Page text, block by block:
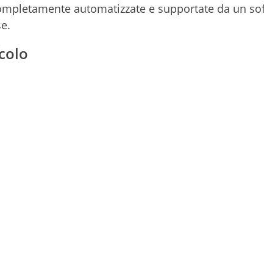
automatizzate e supportate da un